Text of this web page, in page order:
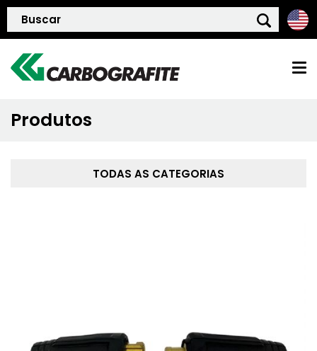
QUEM SOMOS
SUSTENTABILIDADE
Produtos
TODAS AS CATEGORIAS